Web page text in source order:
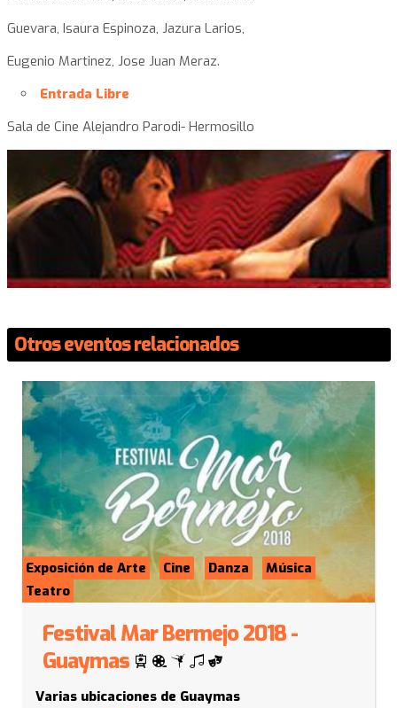
Guevara, Isaura Espinoza, Jazura Larios,
Eugenio Martinez, Jose Juan Meraz.
Entrada Libre
Sala de Cine Alejandro Parodi- Hermosillo
Otros eventos relacionados
Exposición de Arte Cine Danza
Música
Teatro
Festival Mar Bermejo 2018 -
Guaymas
Varias ubicaciones de Guaymas